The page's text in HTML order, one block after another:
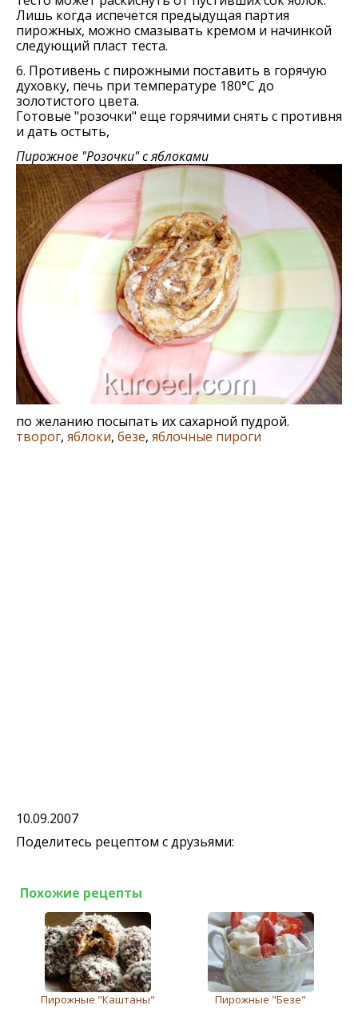
Лишь когда испечется предыдущая партия
пирожных, можно смазывать кремом и начинкой
следующий пласт теста.
6. Противень с пирожными поставить в горячую
духовку, печь при температуре 180°C до
золотистого цвета.
Готовые "розочки" еще горячими снять с противня
и дать остыть,
Пирожное "Розочки" с яблоками
по желанию посыпать их сахарной пудрой.
творог, яблоки, безе, яблочные пироги
10.09.2007
Поделитесь рецептом с друзьями:
Похожие рецепты
Пирожные "Каштаны" Пирожныe "Бeзe"